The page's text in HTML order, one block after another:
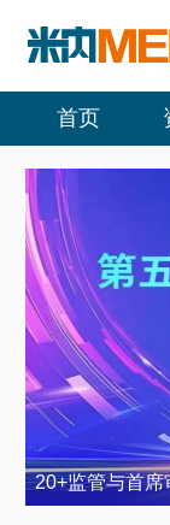
首页
20+监管与首席